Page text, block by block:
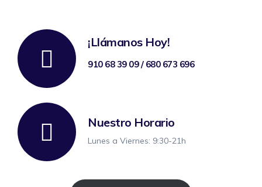
¡Llámanos Hoy!
910 68 39 09 / 680 673 696
Nuestro Horario
Lunes a Viernes: 9:30-21h